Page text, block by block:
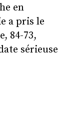
en
a pris le
84-73,
sérieuse